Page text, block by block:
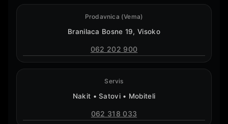
Prodavnica (Vema)
Branilaca Bosne 19, Visoko
062 202 900
Servis
Nakit • Satovi • Mobiteli
062 318 033